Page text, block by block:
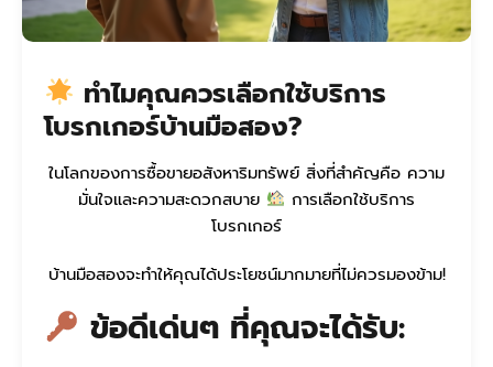
ทำไมคุณควรเลือกใช้บริการ
โบรกเกอร์บ้านมือสอง?
ในโลกของการซื้อขายอสังหาริมทรัพย์ สิ่งที่สำคัญคือ ความ
มั่นใจและความสะดวกสบาย
การเลือกใช้บริการ
โบรกเกอร์
บ้านมือสองจะทำให้คุณได้ประโยชน์มากมายที่ไม่ควรมองข้าม!
ข้อดีเด่นๆ ที่คุณจะได้รับ: